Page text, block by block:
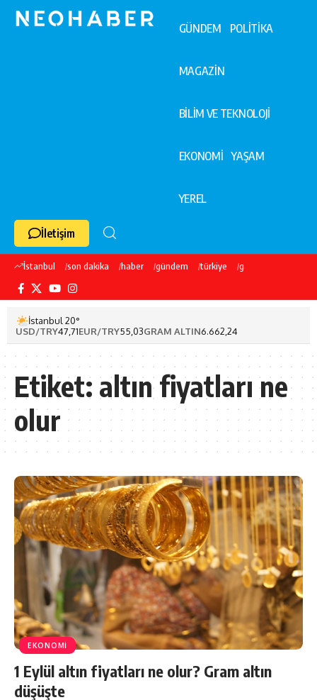
GÜNDEM POLİTİKA
MAGAZİN
BİLİM VE TEKNOLOJİ
EKONOMİ YAŞAM
YEREL
İletişim
İstanbul son dakika haber gündem türkiye galatasaray
İstanbul 20°
USD/TRY47,71EUR/TRY55,03GRAM ALTIN6.662,24
Etiket: altın fiyatları ne
olur
EKONOMİ
1 Eylül altın fiyatları ne olur? Gram altın
düşüşte